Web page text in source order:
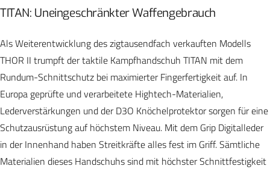
TITAN: Uneingeschränkter Waffengebrauch
Als Weiterentwicklung des zigtausendfach verkauften Modells
THOR II trumpft der taktile Kampfhandschuh TITAN mit dem
Rundum-Schnittschutz bei maximierter Fingerfertigkeit auf. In
Europa geprüfte und verarbeitete Hightech-Materialien,
Lederverstärkungen und der D3O Knöchelprotektor sorgen für eine
Schutzausrüstung auf höchstem Niveau. Mit dem Grip Digitalleder
in der Innenhand haben Streitkräfte alles fest im Griff. Sämtliche
Materialien dieses Handschuhs sind mit höchster Schnittfestigkeit